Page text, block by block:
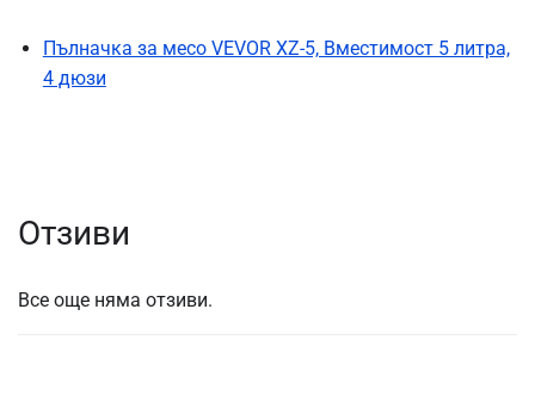
Пълначка за месо VEVOR XZ-5, Вместимост 5 литра,
4 дюзи
Отзиви
Все още няма отзиви.